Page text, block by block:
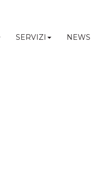
SERVIZI NEWS